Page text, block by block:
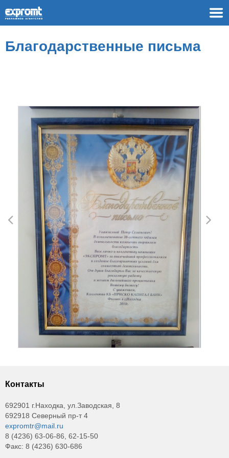
Благодарственные письма
Контакты
692901 г.Находка, ул.Заводская, 8
692918 Северный пр-т 4
expromtr@mail.ru
8 (4236) 63-06-86, 62-15-50
Факс: 8 (4236) 630-686